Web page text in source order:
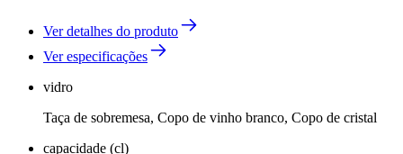
Ver detalhes do produto
Ver especificações
vidro
Taça de sobremesa, Copo de vinho branco, Copo de cristal
capacidade (cl)